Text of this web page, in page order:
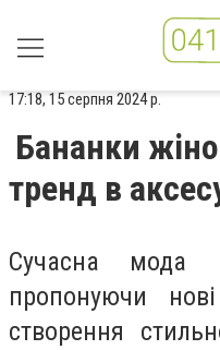
17:18, 15 серпня 2024 р.
Бананки
тренд в
Сучасна мода
пропонуючи
створення